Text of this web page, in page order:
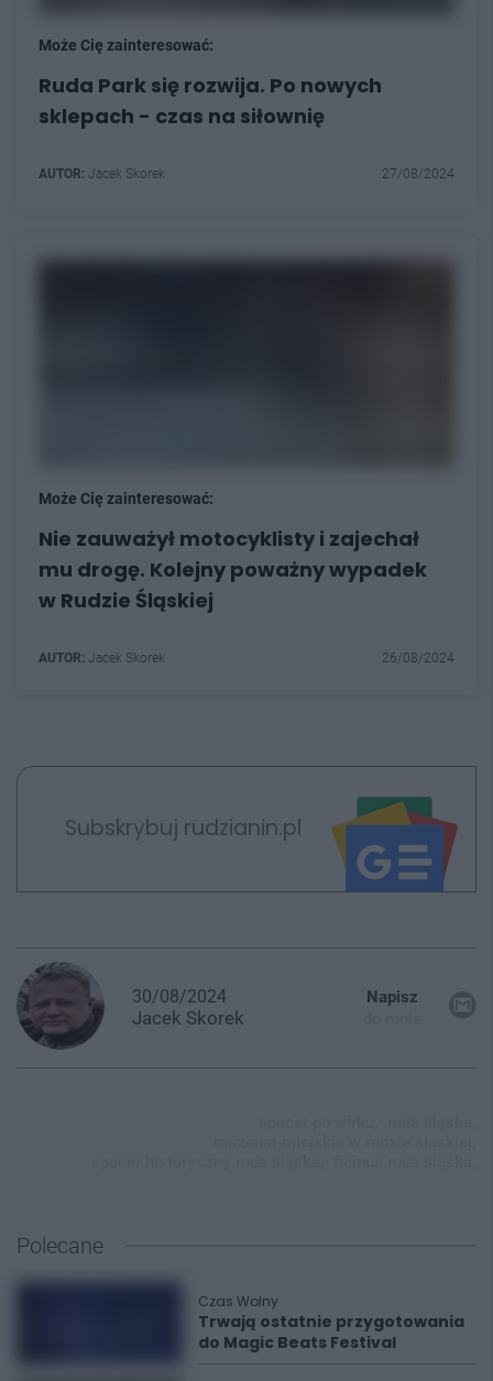
Może Cię zainteresować:
Ruda Park się rozwija. Po nowych
sklepach - czas na siłownię
AUTOR: Jacek Skorek 27/08/2024
Może Cię zainteresować:
Nie zauważył motocyklisty i zajechał
mu drogę. Kolejny poważny wypadek
w Rudzie Śląskiej
AUTOR: Jacek Skorek 26/08/2024
Subskrybuj rudzianin.pl
30/08/2024
Jacek Skorek
Napisz
Polecane
Czas Wolny
Trwają ostatnie przygotowania
do Magic Beats Festival